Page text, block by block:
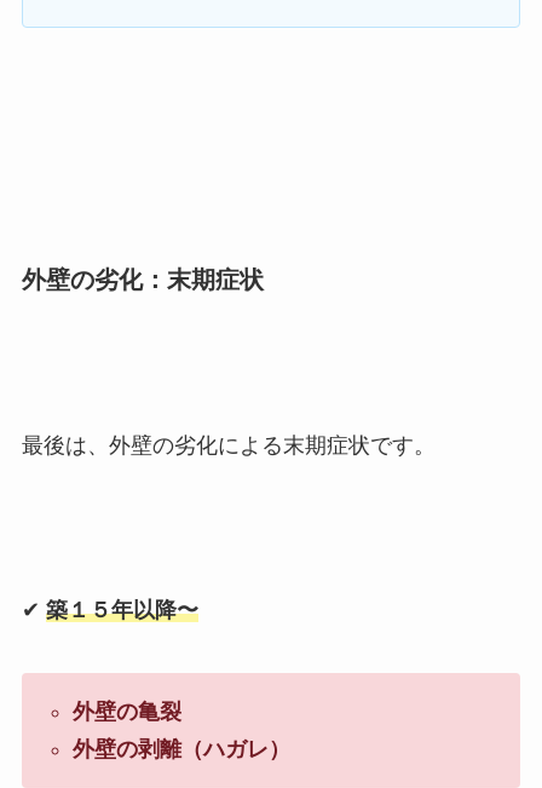
外壁の劣化：末期症状
最後は、外壁の劣化による末期症状です。
✔︎ 築１５年以降〜
外壁の亀裂
外壁の剥離（ハガレ）